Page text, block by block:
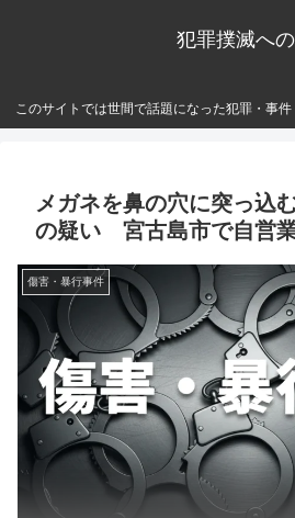
犯罪撲滅へ
このサイトでは世間で話題になった犯罪・事
メガネを鼻の穴に突っ込
の疑い 宮古島市で自営
傷害・暴行事件